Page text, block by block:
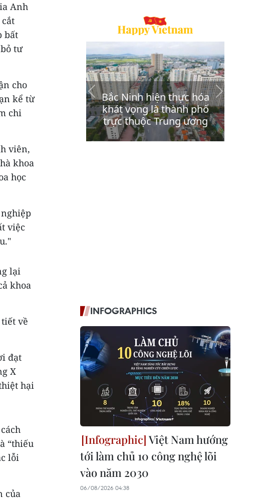
Anh
bất
tư
cho
kể từ
chi
viên,
khoa
học
việc
lại
khoa
về
đạt
X
hại
“thiếu
lỗi
của
INFOGRAPHICS
Việt Nam hướng
tới làm chủ 10 công nghệ lõi
vào năm 2030
06/08/2026 04:38